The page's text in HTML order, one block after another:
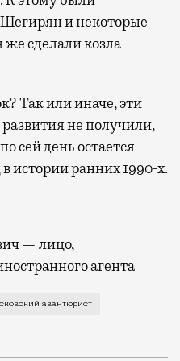
и некоторые
же сделали козла
Так или иначе, эти
не получили,
сей день остается
истории ранних 1990-х.
— лицо,
агента
авантюрист